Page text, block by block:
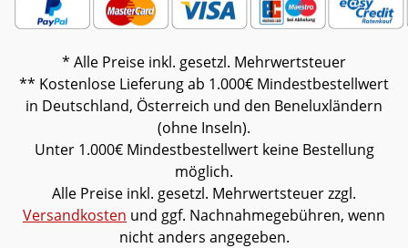
* Alle Preise inkl. gesetzl. Mehrwertsteuer
** Kostenlose Lieferung ab 1.000€ Mindestbestellwert
in Deutschland, Österreich und den Beneluxländern
(ohne Inseln).
Unter 1.000€ Mindestbestellwert keine Bestellung
möglich.
Alle Preise inkl. gesetzl. Mehrwertsteuer zzgl.
Versandkosten und ggf. Nachnahmegebühren, wenn
nicht anders angegeben.